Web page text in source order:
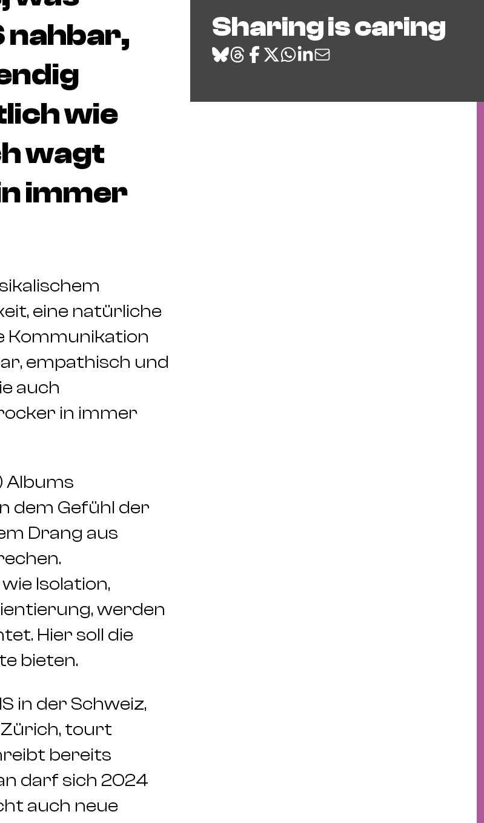
nahbar,
wie
wagt
immer
eine natürliche
Kommunikation
empathisch und
auch
in immer
Albums
dem Gefühl der
Drang aus
Isolation,
werden
Hier soll die
bieten.
in der Schweiz,
tourt
bereits
darf sich 2024
auch neue
Sharing is caring